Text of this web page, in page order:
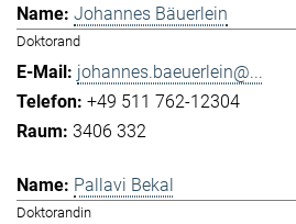
Johannes Bäuerlein
Doktorand
johannes.baeuerlein@...
+49 511 762-12304
3406 332
Pallavi Bekal
Doktorandin